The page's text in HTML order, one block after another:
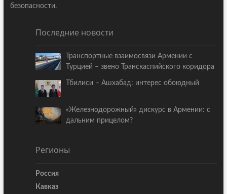
безопасности.
Последние новости
Транспортные взаимосвязи Армении с
Турцией – звено Транскаспийского коридора
Тбилиси – Ашхабад: интерес обоюдный
«Железнодорожный» дискурс в Армении: с
дальним прицелом?
Регионы
Россия
Кавказ